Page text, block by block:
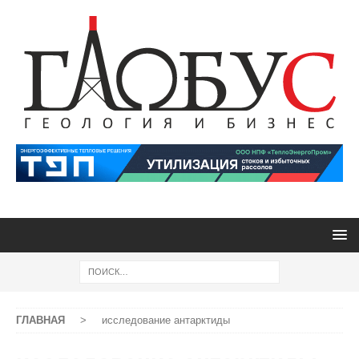
ГЛАВНАЯ > исследование антарктиды